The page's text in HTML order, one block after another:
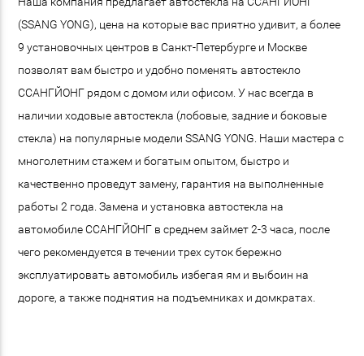
(SSANG YONG), цена на которые вас приятно удивит, а более
9 установочных центров в Санкт-Петербурге и Москве
позволят вам быстро и удобно поменять автостекло
ССАНГЙОНГ рядом с домом или офисом. У нас всегда в
наличии ходовые автостекла (лобовые, задние и боковые
стекла) на популярные модели SSANG YONG. Наши мастера с
многолетним стажем и богатым опытом, быстро и
качественно проведут замену, гарантия на выполненные
работы 2 года. Замена и установка автостекла на
автомобиле ССАНГЙОНГ в среднем займет 2-3 часа, после
чего рекомендуется в течении трех суток бережно
эксплуатировать автомобиль избегая ям и выбоин на
дороге, а также поднятия на подъемниках и домкратах.